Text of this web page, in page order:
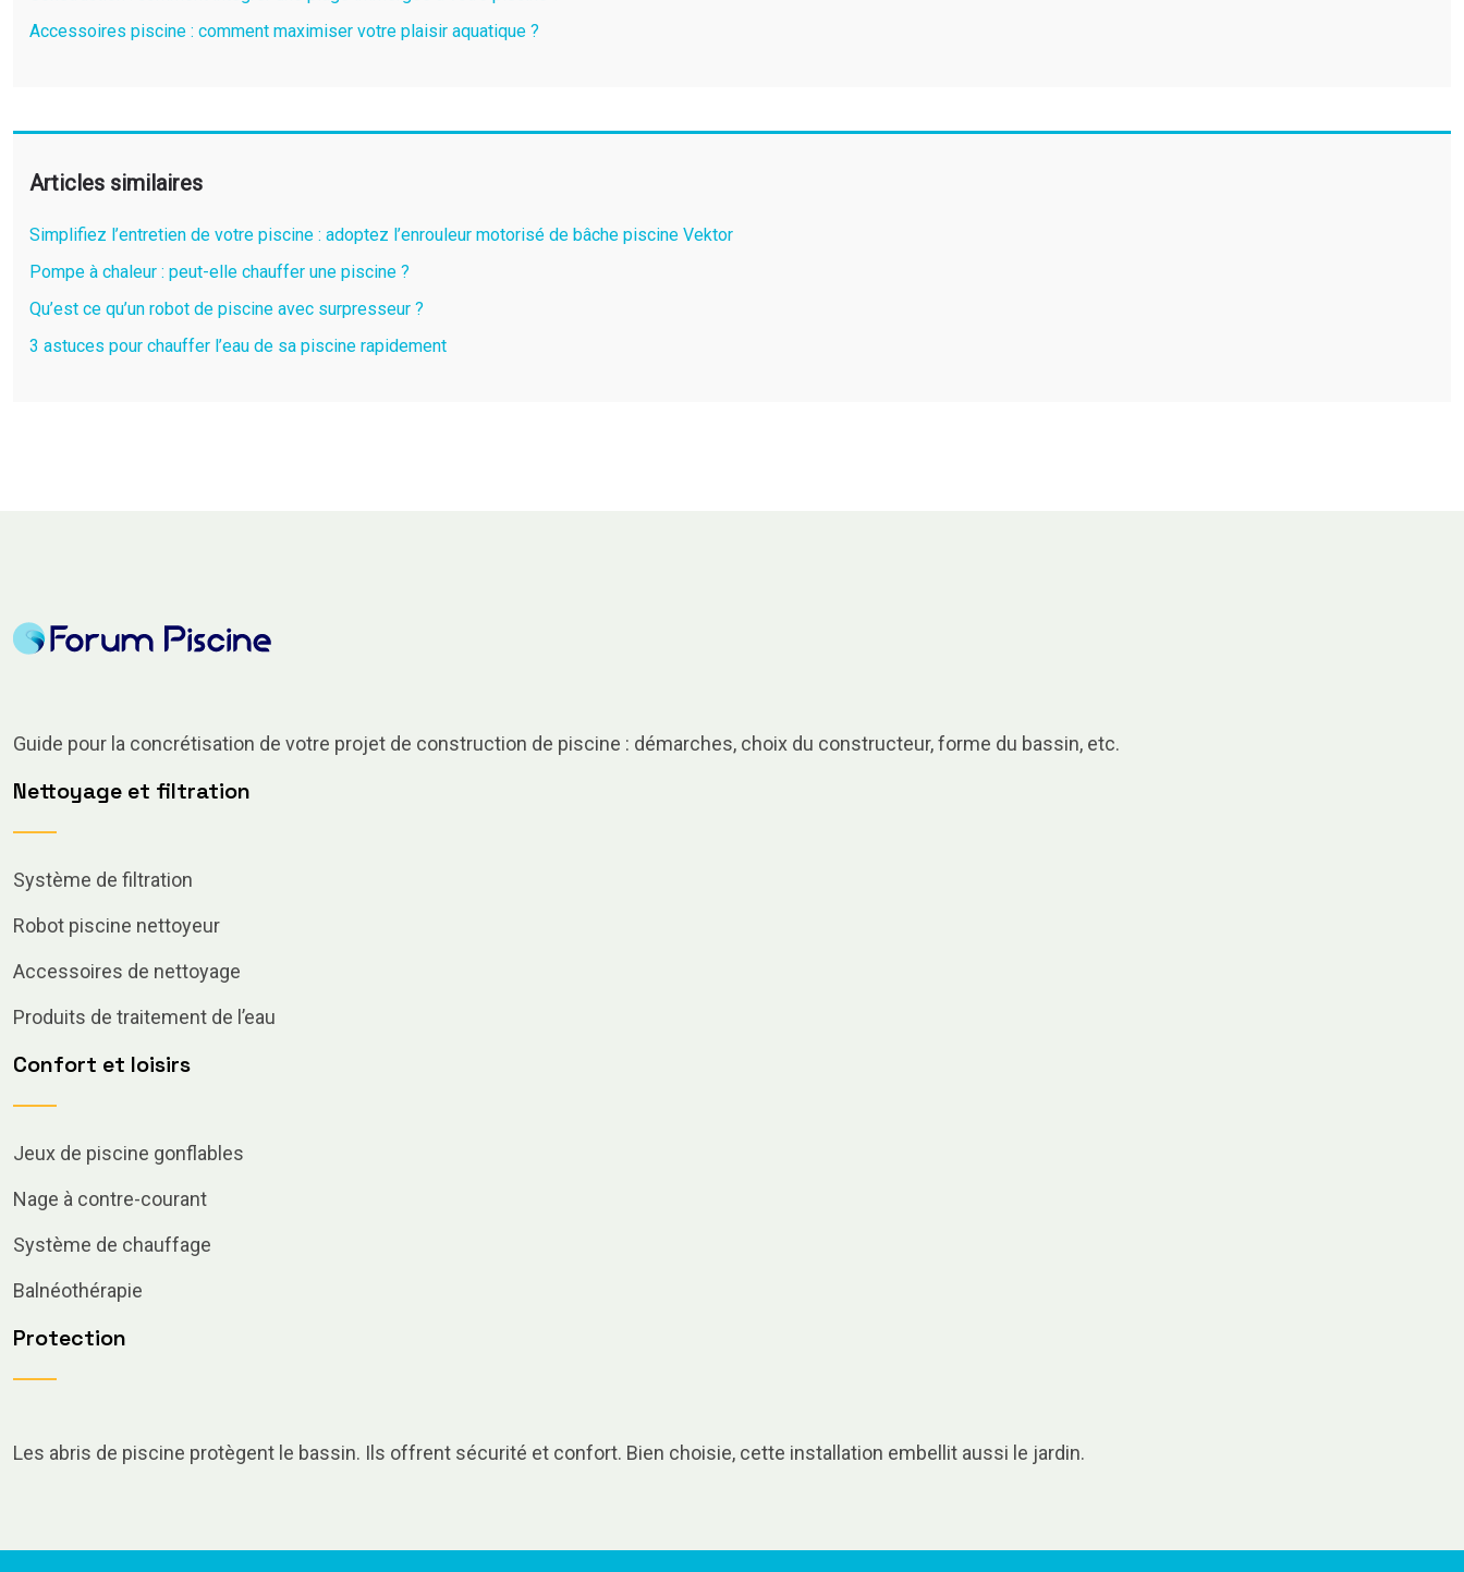
Accessoires piscine : comment maximiser votre plaisir aquatique ?
Articles similaires
Simplifiez l’entretien de votre piscine : adoptez l’enrouleur motorisé de bâche piscine Vektor
Pompe à chaleur : peut-elle chauffer une piscine ?
Qu’est ce qu’un robot de piscine avec surpresseur ?
3 astuces pour chauffer l’eau de sa piscine rapidement
Guide pour la concrétisation de votre projet de construction de piscine : démarches, choix du constructeur, forme du bassin, etc.
Nettoyage et filtration
Système de filtration
Robot piscine nettoyeur
Accessoires de nettoyage
Produits de traitement de l’eau
Confort et loisirs
Jeux de piscine gonflables
Nage à contre-courant
Système de chauffage
Balnéothérapie
Protection
Les abris de piscine protègent le bassin. Ils offrent sécurité et confort. Bien choisie, cette installation embellit aussi le jardin.